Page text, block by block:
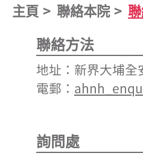
主頁 聯絡本院
聯絡方法
地址：新界大埔全
電郵：
詢問處